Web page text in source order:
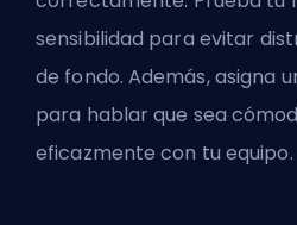
sensibilidad para evitar
de fondo. Además, asigna
para hablar que sea
eficazmente con tu equipo.